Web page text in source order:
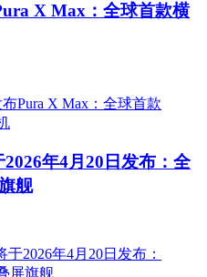
X Max：全球首款横
年4月20日发布：全
舰